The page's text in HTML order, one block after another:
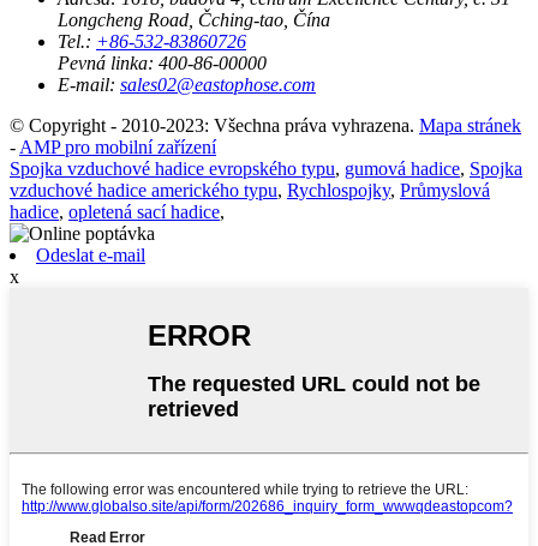
Longcheng Road, Čching-tao, Čína
Tel.: +86-532-83860726
Pevná linka: 400-86-00000
E-mail: sales02@eastophose.com
© Copyright - 2010-2023: Všechna práva vyhrazena. Mapa stránek
- AMP pro mobilní zařízení
Spojka vzduchové hadice evropského typu, gumová hadice, Spojka
vzduchové hadice amerického typu, Rychlospojky, Průmyslová
hadice, opletená sací hadice,
Odeslat e-mail
x